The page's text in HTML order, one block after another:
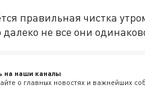
правильная чистка
далеко не все они
на наши каналы
о главных новостях и важнейших